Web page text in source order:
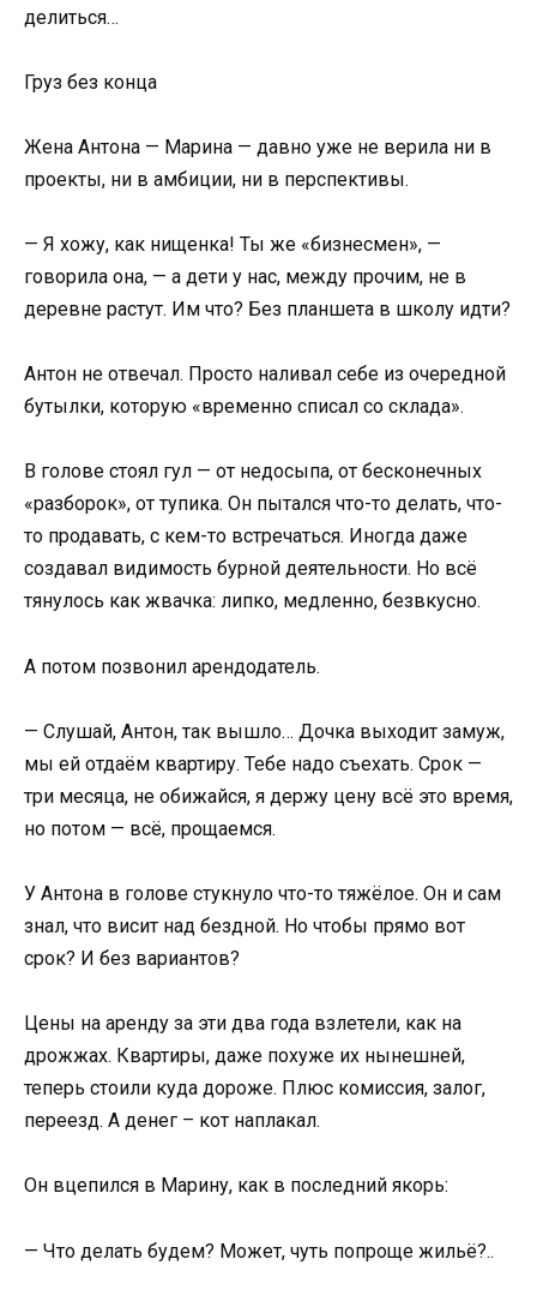
делиться…
Груз без конца
Жена Антона — Марина — давно уже не верила ни в
проекты, ни в амбиции, ни в перспективы.
— Я хожу, как нищенка! Ты же «бизнесмен», —
говорила она, — а дети у нас, между прочим, не в
деревне растут. Им что? Без планшета в школу идти?
Антон не отвечал. Просто наливал себе из очередной
бутылки, которую «временно списал со склада».
В голове стоял гул — от недосыпа, от бесконечных
«разборок», от тупика. Он пытался что-то делать, что-
то продавать, с кем-то встречаться. Иногда даже
создавал видимость бурной деятельности. Но всё
тянулось как жвачка: липко, медленно, безвкусно.
А потом позвонил арендодатель.
— Слушай, Антон, так вышло… Дочка выходит замуж,
мы ей отдаём квартиру. Тебе надо съехать. Срок —
три месяца, не обижайся, я держу цену всё это время,
но потом — всё, прощаемся.
У Антона в голове стукнуло что-то тяжёлое. Он и сам
знал, что висит над бездной. Но чтобы прямо вот
срок? И без вариантов?
Цены на аренду за эти два года взлетели, как на
дрожжах. Квартиры, даже похуже их нынешней,
теперь стоили куда дороже. Плюс комиссия, залог,
переезд. А денег – кот наплакал.
Он вцепился в Марину, как в последний якорь:
— Что делать будем? Может, чуть попроще жильё?..